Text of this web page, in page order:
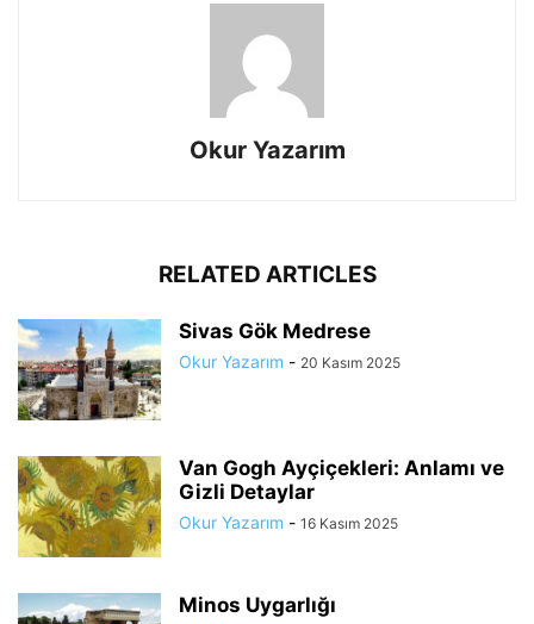
Okur Yazarım
RELATED ARTICLES
Sivas Gök Medrese
Okur Yazarım - 20 Kasım 2025
Van Gogh Ayçiçekleri: Anlamı ve
Gizli Detaylar
Okur Yazarım - 16 Kasım 2025
Minos Uygarlığı